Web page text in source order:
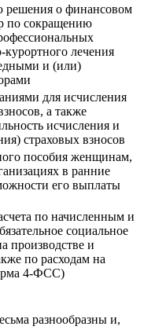
решения о финансовом
по сокращению
курортного лечения
и (или)
для исчисления
а также
исчисления и
страховых взносов
пособия женщинам,
в ранние
его выплаты
по начисленным и
социальное
производстве и
по расходам на
4-ФСС)
разнообразны и,